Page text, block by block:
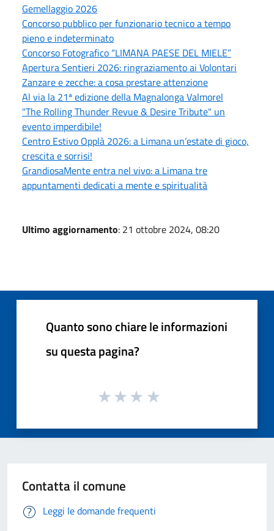
Gemellaggio 2026
Concorso pubblico per funzionario tecnico a tempo
pieno e indeterminato
Concorso Fotografico “LIMANA PAESE DEL MIELE”
Apertura Sentieri 2026: ringraziamento ai Volontari
Zanzare e zecche: a cosa prestare attenzione
Al via la 21ª edizione della Magnalonga Valmorel
"The Rolling Thunder Revue & Desire Tribute" un
evento imperdibile!
Centro Estivo Opplà 2026: a Limana un’estate di gioco,
crescita e sorrisi!
GrandiosaMente entra nel vivo: a Limana tre
appuntamenti dedicati a mente e spiritualità
Ultimo aggiornamento: 21 ottobre 2024, 08:20
Quanto sono chiare le informazioni
su questa pagina?
Contatta il comune
Leggi le domande frequenti